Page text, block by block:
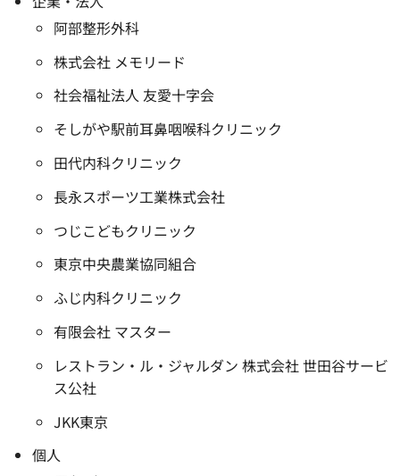
阿部整形外科
株式会社 メモリード
社会福祉法人 友愛十字会
そしがや駅前耳鼻咽喉科クリニック
田代内科クリニック
長永スポーツ工業株式会社
つじこどもクリニック
東京中央農業協同組合
ふじ内科クリニック
有限会社 マスター
レストラン・ル・ジャルダン 株式会社 世田谷サービ
ス公社
JKK東京
個人